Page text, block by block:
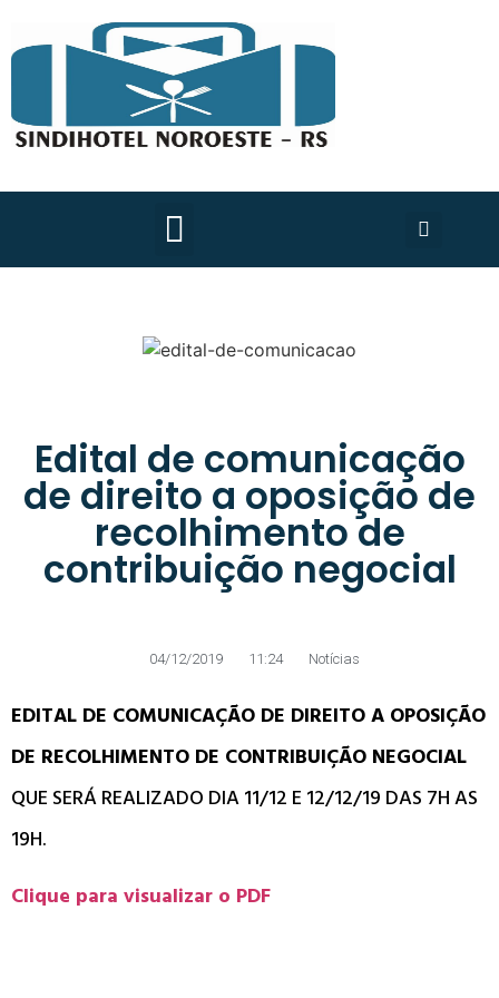
Edital de comunicação
de direito a oposição de
recolhimento de
contribuição negocial
04/12/2019 11:24 Notícias
EDITAL DE COMUNICAÇÃO DE DIREITO A OPOSIÇÃO
DE RECOLHIMENTO DE CONTRIBUIÇÃO NEGOCIAL
QUE SERÁ REALIZADO DIA 11/12 E 12/12/19 DAS 7H AS
19H.
Clique para visualizar o PDF